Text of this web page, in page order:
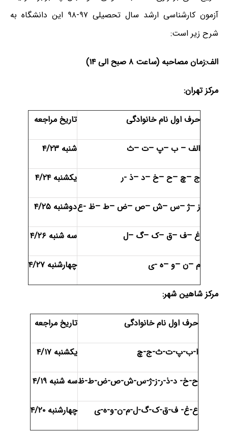
آزمون کارشناسی ارشد سال تحصیلی ۹۷-۹۸ این دانشگاه به
شرح زیر است:
الف:زمان مصاحبه (ساعت ۸ صبح الی ۱۴)
مرکز تهران:
حرف اول نام خانوادگی تاریخ مراجعه
الف– ب–پ–ت–ث شنبه ۴/۲۳
ج–چ–ح–خ–د–ذ -ر یکشنبه ۴/۲۴
ز–ژ–س–ش–ص–ض–ط–ظ -عدوشنبه ۴/۲۵
غ–ف–ق–ک–گ–ل سه شنبه ۴/۲۶
م–ن–و–ه -ی چهارشنبه ۴/۲۷
مرکز شاهین شهر:
حرف اول نام خانوادگی تاریخ مراجعه
ا-ب-پ-ت-ث-ج-چ یکشنبه ۴/۱۷
ح-خ- د-ذ-ر-ز-ژ-س-ش-ص-ض-ط-ظسه شنبه ۴/۱۹
ع-غ- ف-ق-ک-گ-ل-م-ن-و-ه-ی چهارشنبه ۴/۲۰